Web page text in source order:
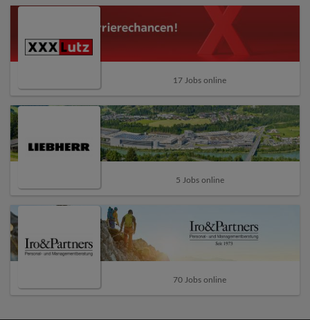
17 Jobs online
5 Jobs online
70 Jobs online